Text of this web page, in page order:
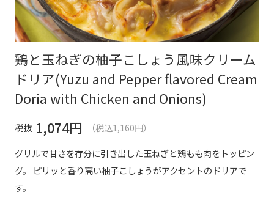
鶏と玉ねぎの柚子こしょう風味クリーム
ドリア(Yuzu and Pepper flavored Cream
Doria with Chicken and Onions)
税抜 1,074円
（税込1,160円）
グリルで甘さを存分に引き出した玉ねぎと鶏もも肉をトッピン
グ。 ピリッと香り高い柚子こしょうがアクセントのドリアで
す。